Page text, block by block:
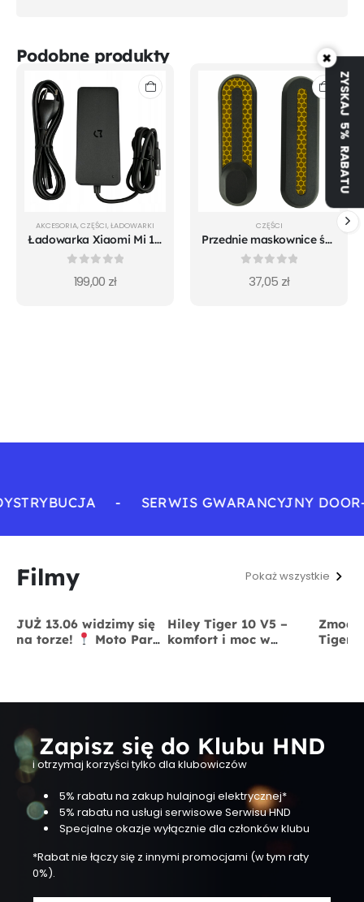
Podobne produkty
AKCESORIA, CZĘŚCI, ŁADOWARKI
Ładowarka Xiaomi Mi 1S m365 Pro Mi Pro 2 Essential - oryginalna
199,00 zł
CZĘŚCI
Przednie maskownice śrub koła do Xiaomi m365 Pro Mi 1S Pro 2 Essential
37,05 zł
- SERWIS GWARANCYJNY
Filmy Pokaż wszystkie
JUŻ 13.06 widzimy się
na torze!
Moto Park
Hiley Tiger 10 V5 –
komfort i moc w
Tiger
Zapisz się do Klubu HND
i otrzymaj korzyści tylko dla klubowiczów
5% rabatu na zakup hulajnogi elektrycznej*
5% rabatu na usługi serwisowe Serwisu HND
Specjalne okazje wyłącznie dla członków klubu
*Rabat nie łączy się z innymi promocjami (w tym raty
0%).
×
ZYSKAJ 5% RABATU